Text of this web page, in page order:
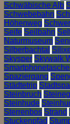
Schwäbische Alb
Schwebebahn
Höhenweg
Seife Seilbahn
Naturmuseum
Silberbachtal
Skysper Skywalk
Spaziergang
Städtetrip
Steinbruch
Steinhude
Sterrenbos Strand
Stuckenpfad